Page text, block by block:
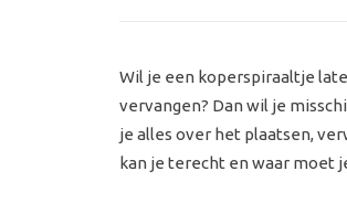
Wil je een koperspiraaltje
vervangen? Dan wil je
je alles over het plaatsen,
kan je terecht en waar moet